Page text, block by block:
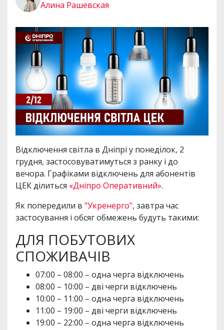
Алина Рашевская
Відключення світла в Дніпрі у понеділок, 2
грудня, застосовуватимуться з ранку і до
вечора. Графіками відключень для абонентів
ЦЕК ділиться «Дніпро Оперативний».
Як попередили в "Укренерго", завтра час
застосування і обсяг обмежень будуть такими:
ДЛЯ ПОБУТОВИХ
СПОЖИВАЧІВ
07:00 – 08:00 – одна черга відключень
08:00 – 10:00 – дві черги відключень
10:00 – 11:00 – одна черга відключень
11:00 – 19:00 – дві черги відключень
19:00 – 22:00 – одна черга відключень